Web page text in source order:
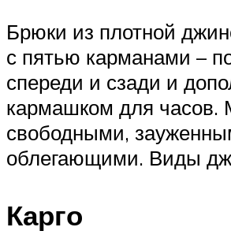
Брюки из плотной
с пятью карманами –
спереди и сзади и
кармашком для часов.
свободными,
облегающими. Виды
Карго